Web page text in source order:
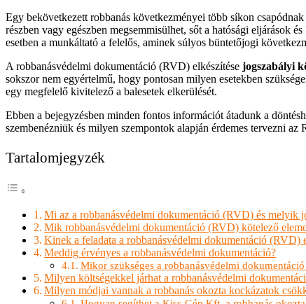
Egy bekövetkezett robbanás következményei több síkon
részben vagy egészben megsemmisülhet, sőt a hatósági eljárások
esetben a munkáltató a felelős, aminek súlyos büntetőjogi
A robbanásvédelmi dokumentáció (RVD) elkészítése jogszabályi
sokszor nem egyértelmű, hogy pontosan milyen esetekben
egy megfelelő kivitelező a balesetek elkerülését.
Ebben a bejegyzésben minden fontos információt átadunk a
szembenézniük és milyen szempontok alapján érdemes tervezni
Tartalomjegyzék
Mi az a robbanásvédelmi dokumentáció (RVD) és melyik
Mik robbanásvédelmi dokumentáció (RVD) kötelező
Kinek a feladata a robbanásvédelmi dokumentáció (RVD)
Meddig érvényes a robbanásvédelmi dokumentáció?
Mikor szükséges a robbanásvédelmi
Milyen költségekkel járhat a robbanásvédelmi
Milyen módjai vannak a robbanás okozta kockázatok